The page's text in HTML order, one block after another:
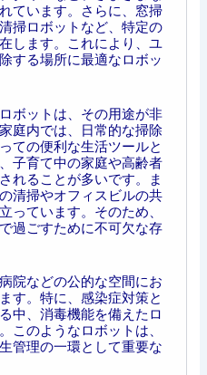
ています。さらに、窓掃
掃ロボットなど、特定の
します。これにより、ユ
する場所に最適なロボッ
ボットは、その用途が非
庭内では、日常的な掃除
ての便利な生活ツールと
子育て中の家庭や高齢者
れることが多いです。ま
清掃やオフィスビルの共
っています。そのため、
過ごすために不可欠な存
院などの公的な空間にお
す。特に、感染症対策と
中、消毒機能を備えたロ
このようなロボットは、
管理の一環として重要な